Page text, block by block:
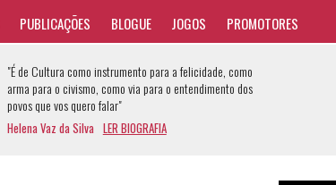
PUBLICAÇÕES BLOGUE JOGOS PROMOTORES
"É de Cultura como instrumento para a felicidade, como
arma para o civismo, como via para o entendimento dos
povos que vos quero falar"
Helena Vaz da Silva LER BIOGRAFIA